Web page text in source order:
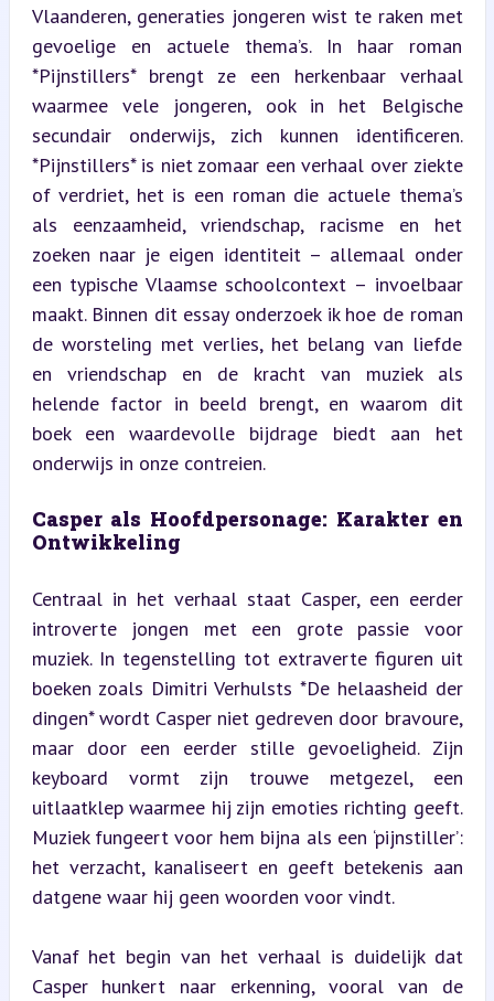
Vlaanderen, generaties jongeren wist te raken met
gevoelige en actuele thema’s. In haar roman
*Pijnstillers* brengt ze een herkenbaar verhaal
waarmee vele jongeren, ook in het Belgische
secundair onderwijs, zich kunnen identificeren.
*Pijnstillers* is niet zomaar een verhaal over ziekte
of verdriet, het is een roman die actuele thema’s
als eenzaamheid, vriendschap, racisme en het
zoeken naar je eigen identiteit – allemaal onder
een typische Vlaamse schoolcontext – invoelbaar
maakt. Binnen dit essay onderzoek ik hoe de roman
de worsteling met verlies, het belang van liefde
en vriendschap en de kracht van muziek als
helende factor in beeld brengt, en waarom dit
boek een waardevolle bijdrage biedt aan het
onderwijs in onze contreien.
Casper als Hoofdpersonage: Karakter en
Ontwikkeling
Centraal in het verhaal staat Casper, een eerder
introverte jongen met een grote passie voor
muziek. In tegenstelling tot extraverte figuren uit
boeken zoals Dimitri Verhulsts *De helaasheid der
dingen* wordt Casper niet gedreven door bravoure,
maar door een eerder stille gevoeligheid. Zijn
keyboard vormt zijn trouwe metgezel, een
uitlaatklep waarmee hij zijn emoties richting geeft.
Muziek fungeert voor hem bijna als een ‘pijnstiller’:
het verzacht, kanaliseert en geeft betekenis aan
datgene waar hij geen woorden voor vindt.
Vanaf het begin van het verhaal is duidelijk dat
Casper hunkert naar erkenning, vooral van de